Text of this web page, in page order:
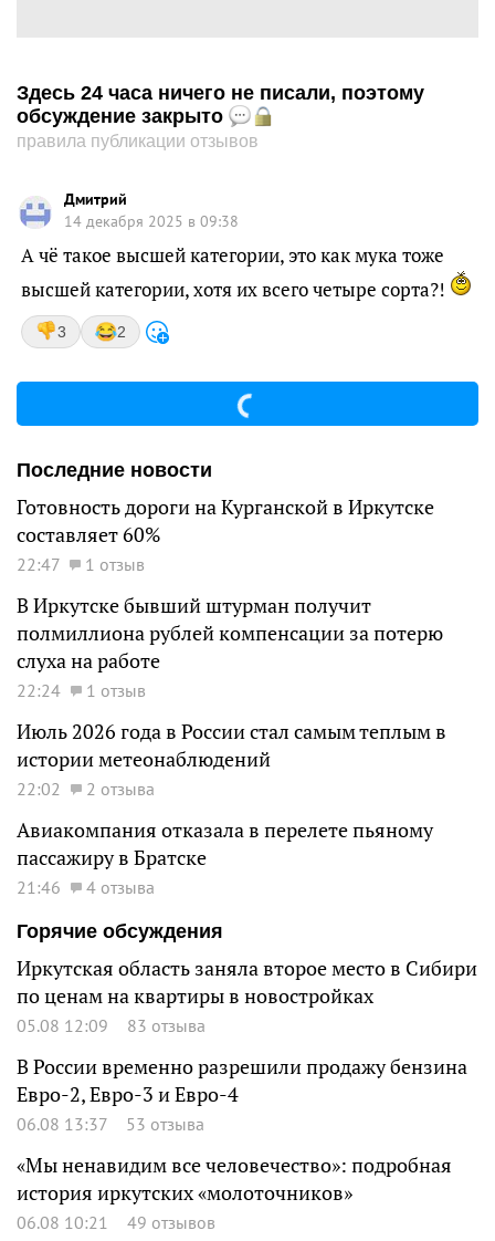
Здесь 24 часа ничего не писали, поэтому
обсуждение закрыто
правила публикации отзывов
Дмитрий
14 декабря 2025 в 09:38
А чё такое высшей категории, это как мука тоже
высшей категории, хотя их всего четыре сорта?!
3 2
Последние новости
Готовность дороги на Курганской в Иркутске
составляет 60%
22:47 1 отзыв
В Иркутске бывший штурман получит
полмиллиона рублей компенсации за потерю
слуха на работе
22:24 1 отзыв
Июль 2026 года в России стал самым теплым в
истории метеонаблюдений
22:02 2 отзыва
Авиакомпания отказала в перелете пьяному
пассажиру в Братске
21:46
4 отзыва
Горячие обсуждения
Иркутская область заняла второе место в Сибири
по ценам на квартиры в новостройках
05.08 12:09 83 отзыва
В России временно разрешили продажу бензина
Евро-2, Евро-3 и Евро-4
06.08 13:37 53 отзыва
«Мы ненавидим все человечество»: подробная
история иркутских «молоточников»
06.08 10:21 49 отзывов